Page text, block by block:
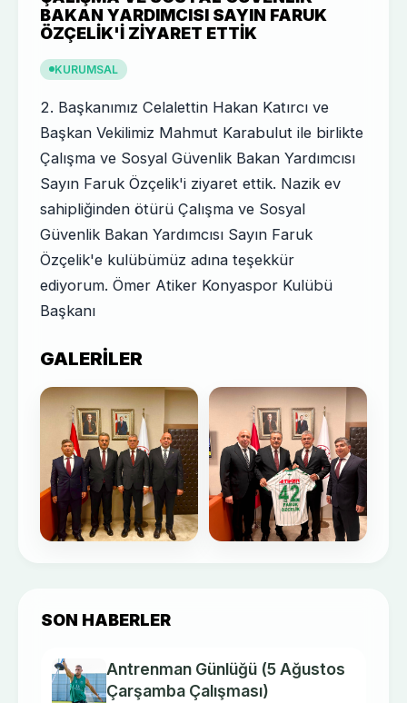
BAKAN YARDIMCISI SAYIN FARUK
ÖZÇELIK'I ZIYARET ETTIK
KURUMSAL
2. Başkanımız Celalettin Hakan Katırcı ve
Başkan Vekilimiz Mahmut Karabulut ile birlikte
Çalışma ve Sosyal Güvenlik Bakan Yardımcısı
Sayın Faruk Özçelik'i ziyaret ettik. Nazik ev
sahipliğinden ötürü Çalışma ve Sosyal
Güvenlik Bakan Yardımcısı Sayın Faruk
Özçelik'e kulübümüz adına teşekkür
ediyorum. Ömer Atiker Konyaspor Kulübü
Başkanı
GALERILER
SON HABERLER
Antrenman Günlüğü (5 Ağustos
Çarşamba Çalışması)